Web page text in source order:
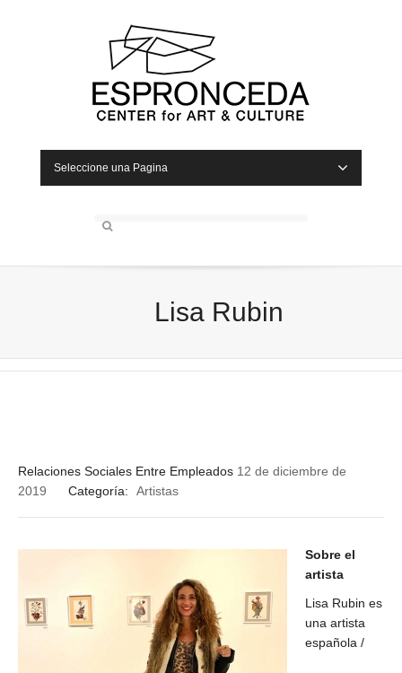
Seleccione una Pagina
Lisa Rubin
Relaciones Sociales Entre Empleados 12 de diciembre de
2019
Categoría: Artistas
Sobre el
artista
Lisa Rubin es
una artista
española /